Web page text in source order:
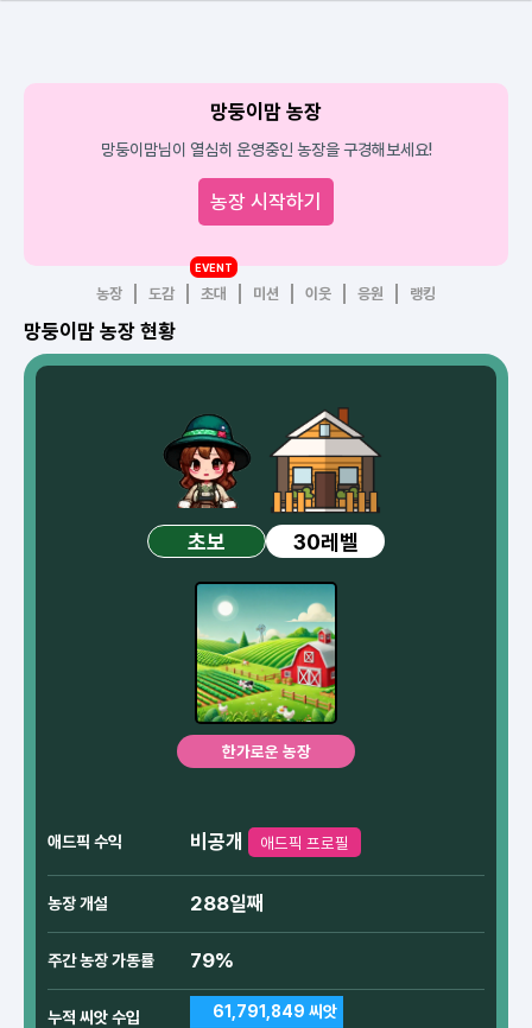
망둥이맘 농장
망둥이맘님이 열심히 운영중인 농장을 구경해보세요!
농장 시작하기
농장 도감 초대
EVENT
미션 이웃 응원 랭킹
망둥이맘 농장 현황
초보 30레벨
한가로운 농장
애드픽 수익 비공개 애드픽 프로필
농장 개설 288일째
주간 농장 가동률 79%
누적 씨앗 수입 61,791,849 씨앗